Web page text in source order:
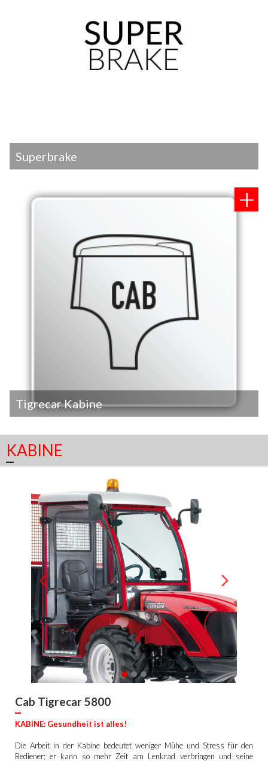
Superbrake
Tigrecar Kabine
KABINE
Cab Tigrecar 5800
KABINE: Gesundheit ist alles!
Die Arbeit in der Kabine bedeutet weniger Mühe und Stress für den
Bediener; er kann so mehr Zeit am Lenkrad verbringen und seine